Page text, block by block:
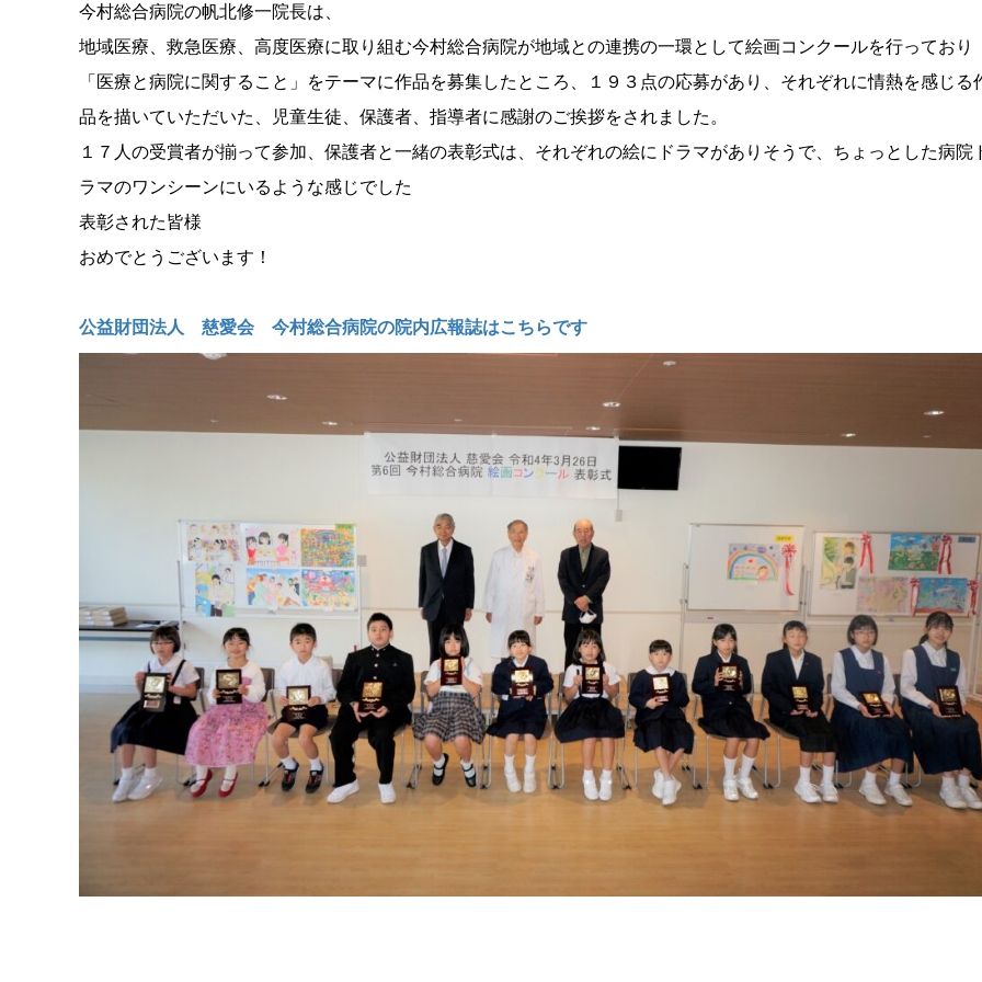
今村総合病院の帆北修一院長は、
地域医療、救急医療、高度医療に取り組む今村総合病院が地域との連携の一環として絵画コンクールを行っており
「医療と病院に関すること」をテーマに作品を募集したところ、１９３点の応募があり、それぞれに情熱を感じる
品を描いていただいた、児童生徒、保護者、指導者に感謝のご挨拶をされました。
１７人の受賞者が揃って参加、保護者と一緒の表彰式は、それぞれの絵にドラマがありそうで、ちょっとした病院
ラマのワンシーンにいるような感じでした
表彰された皆様
おめでとうございます！
公益財団法人 慈愛会 今村総合病院の院内広報誌はこちらです